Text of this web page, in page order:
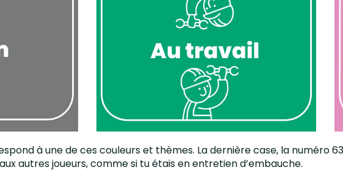
à une de ces couleurs et thèmes. La dernière case, la numéro
autres joueurs, comme si tu étais en entretien d’embauche.